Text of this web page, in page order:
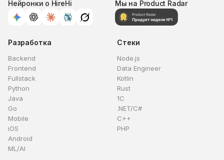
Нейронки о HireHi Мы на Product Radar
Разработка
Backend
Frontend
Fullstack
Python
Java
Go
Mobile
iOS
Android
ML/AI
Стеки
Node.js
Data Engineer
Kotlin
Rust
1C
.NET/C#
C++
PHP